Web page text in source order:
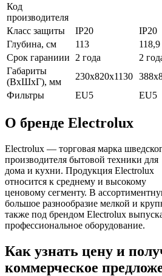
Код
производителя
Класс защиты
IP20 IP20
Глубина, см
113 118,9
Срок гараниии
2 года 2
Габариты
(ВхШхГ), мм
230х820х1130
Фильтры
EU5 EU5
О бренде Electrolux
Electrolux — торговая марка
производителя бытовой техники для
дома и кухни. Продукция Electrolux
относится к среднему и высокому
ценовому сегменту. В
большое разнообразие мелкой и
также под брендом Electrolux
профессиональное оборудование.
Как узнать цену и
коммерческое